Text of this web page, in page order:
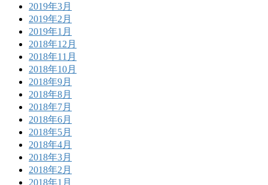
2019年3月
2019年2月
2019年1月
2018年12月
2018年11月
2018年10月
2018年9月
2018年8月
2018年7月
2018年6月
2018年5月
2018年4月
2018年3月
2018年2月
2018年1月